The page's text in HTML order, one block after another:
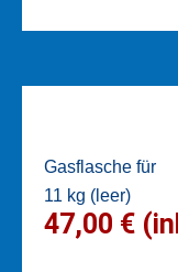
Gasflasche für
11 kg (leer)
47,00 €